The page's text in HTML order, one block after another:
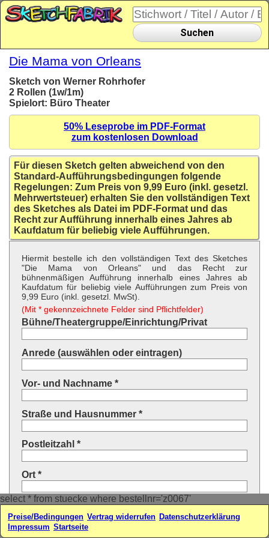
select * from stuecke where bestellnr='z0067'
Suchen
Die Mama von Orleans
Sketch von Werner Rohrhofer
2 Rollen (1w/1m)
Spielort: Büro Theater
50% Leseprobe im PDF-Format
zum kostenlosen Download
Für diesen Sketch gelten abweichend von den
Standard-Aufführungsbedingungen folgende
Regelungen: Zum Preis von 9,99 Euro (inkl. gesetzl.
Mehrwertsteuer) erhalten Sie den vollständigen Text
des Sketches als Datei im PDF-Format und das
Recht zur Aufführung innerhalb eines Jahres ab
Kaufdatum für beliebig viele Aufführungen.
Hiermit bestelle ich den vollständigen Text des Sketches
"Die Mama von Orleans" und das Recht zur
bühnenmäßigen Aufführung innerhalb eines Jahres ab
Kaufdatum für beliebig viele Aufführungen zum Preis von
9,99 Euro (inkl. gesetzl. MwSt).
(Mit * gekennzeichnete Felder sind Pflichtfelder)
Bühne/Theatergruppe/Einrichtung/Privat
Anrede (auswählen oder eintragen)
Vor- und Nachname *
Straße und Hausnummer *
Postleitzahl *
Ort *
Land * (auswählen oder eintragen)
Ihre E-Mail-Adresse*
Preise/Bedingungen Vertrag widerrufen Datenschutzerklärung
Impressum Startseite